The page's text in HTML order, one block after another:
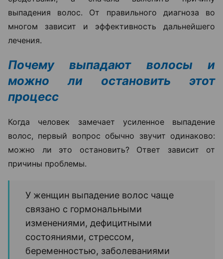
выпадения волос. От правильного диагноза во
многом зависит и эффективность дальнейшего
лечения.
Почему выпадают волосы и
можно ли остановить этот
процесс
Когда человек замечает усиленное выпадение
волос, первый вопрос обычно звучит одинаково:
можно ли это остановить? Ответ зависит от
причины проблемы.
У женщин выпадение волос чаще
связано с гормональными
изменениями, дефицитными
состояниями, стрессом,
беременностью, заболеваниями